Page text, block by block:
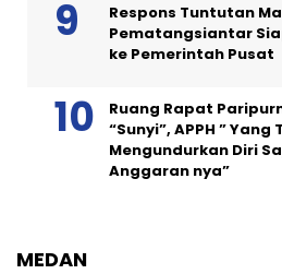
Respons Tuntutan
Pematangsiantar
ke Pemerintah Pusat
Ruang Rapat
“Sunyi”, APPH ”
Mengundurkan Diri
Anggaran nya”
MEDAN